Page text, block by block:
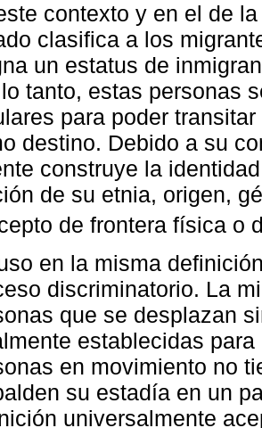
contexto y en el de
clasifica a los
un estatus de
tanto, estas personas
para poder
destino. Debido a su
construye la
de su etnia, origen,
de frontera física o
en la misma
discriminatorio. La
que se desplazan
establecidas
en movimiento no
su estadía en un
universalmente